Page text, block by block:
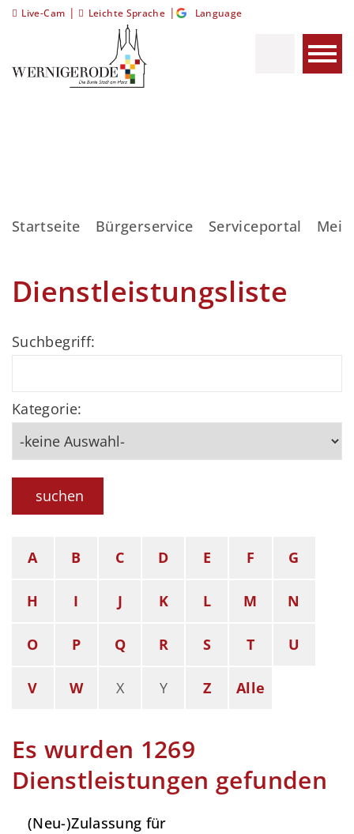
Live-Cam | Leichte Sprache | Language
Startseite Bürgerservice Serviceportal
Dienstleistungsliste
Suchbegriff:
Kategorie:
suchen
A B C D E F G
H I J K L M N
O P Q R S T U
V W X Y Z Alle
Es wurden 1269
Dienstleistungen gefunden
(Neu-)Zulassung für